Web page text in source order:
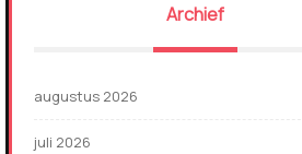
Archief
augustus 2026
juli 2026